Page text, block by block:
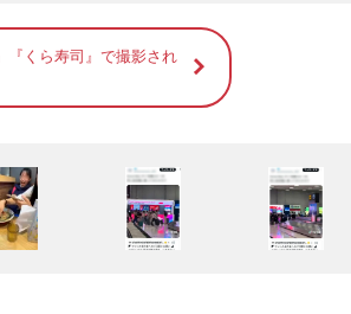
『くら寿司』で撮影され